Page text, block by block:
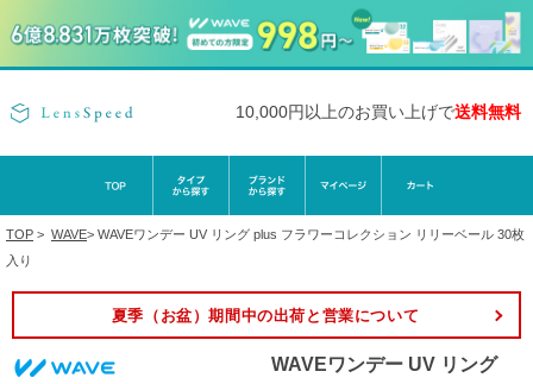
10,000円以上のお買い上げで送料無料
TOP > WAVE> WAVEワンデー UV リング plus フラワーコレクション リリーベール 30枚
入り
夏季（お盆）期間中の出荷と営業について
WAVEワンデー UV リング